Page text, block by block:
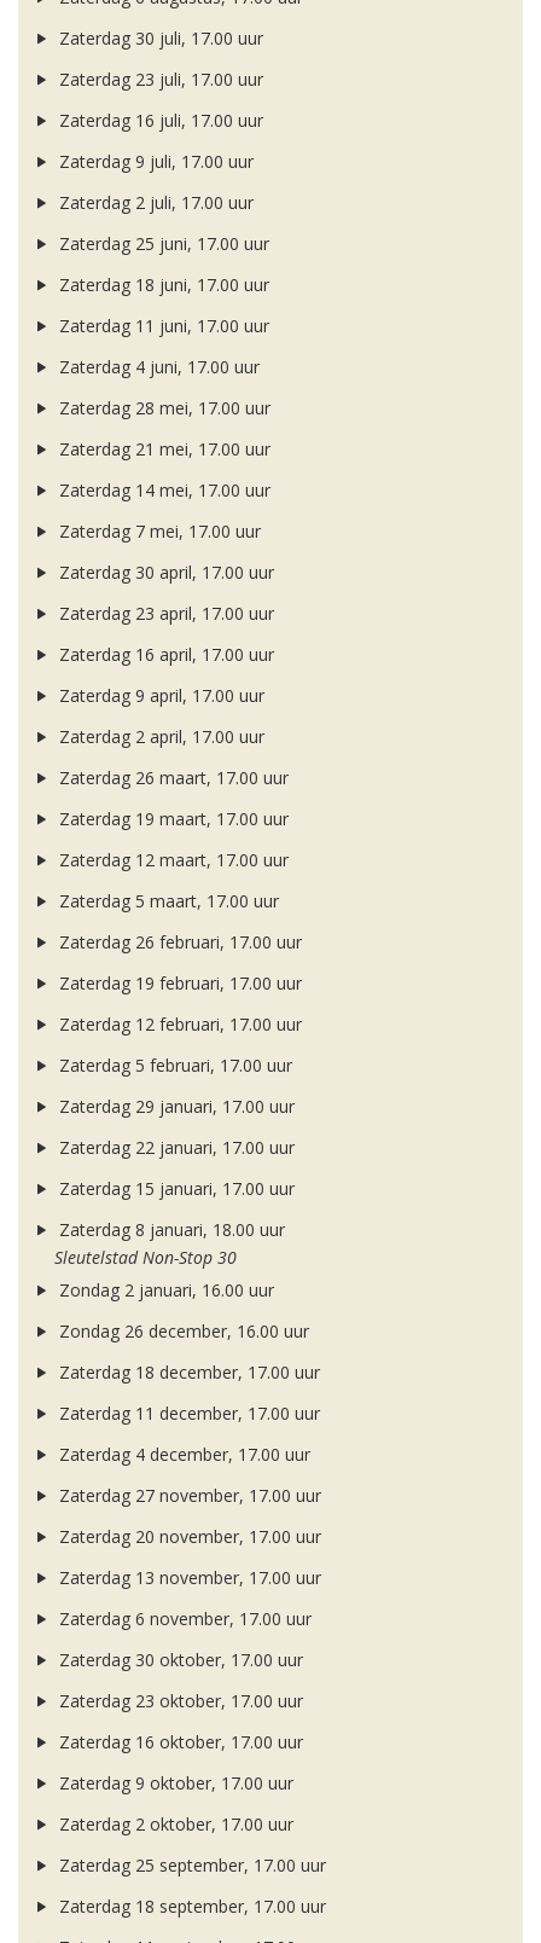
Zaterdag 30 juli, 17.00 uur
Zaterdag 23 juli, 17.00 uur
Zaterdag 16 juli, 17.00 uur
Zaterdag 9 juli, 17.00 uur
Zaterdag 2 juli, 17.00 uur
Zaterdag 25 juni, 17.00 uur
Zaterdag 18 juni, 17.00 uur
Zaterdag 11 juni, 17.00 uur
Zaterdag 4 juni, 17.00 uur
Zaterdag 28 mei, 17.00 uur
Zaterdag 21 mei, 17.00 uur
Zaterdag 14 mei, 17.00 uur
Zaterdag 7 mei, 17.00 uur
Zaterdag 30 april, 17.00 uur
Zaterdag 23 april, 17.00 uur
Zaterdag 16 april, 17.00 uur
Zaterdag 9 april, 17.00 uur
Zaterdag 2 april, 17.00 uur
Zaterdag 26 maart, 17.00 uur
Zaterdag 19 maart, 17.00 uur
Zaterdag 12 maart, 17.00 uur
Zaterdag 5 maart, 17.00 uur
Zaterdag 26 februari, 17.00 uur
Zaterdag 19 februari, 17.00 uur
Zaterdag 12 februari, 17.00 uur
Zaterdag 5 februari, 17.00 uur
Zaterdag 29 januari, 17.00 uur
Zaterdag 22 januari, 17.00 uur
Zaterdag 15 januari, 17.00 uur
Zaterdag 8 januari, 18.00 uur
Sleutelstad Non-Stop 30
Zondag 2 januari, 16.00 uur
Zondag 26 december, 16.00 uur
Zaterdag 18 december, 17.00 uur
Zaterdag 11 december, 17.00 uur
Zaterdag 4 december, 17.00 uur
Zaterdag 27 november, 17.00 uur
Zaterdag 20 november, 17.00 uur
Zaterdag 13 november, 17.00 uur
Zaterdag 6 november, 17.00 uur
Zaterdag 30 oktober, 17.00 uur
Zaterdag 23 oktober, 17.00 uur
Zaterdag 16 oktober, 17.00 uur
Zaterdag 9 oktober, 17.00 uur
Zaterdag 2 oktober, 17.00 uur
Zaterdag 25 september, 17.00 uur
Zaterdag 18 september, 17.00 uur